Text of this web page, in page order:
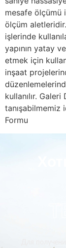
mesafe ölçümü
ölçüm
işlerinde
yapının yatay
etmek için
inşaat
kullanılır.
tanışabilmemiz
Formu
Для